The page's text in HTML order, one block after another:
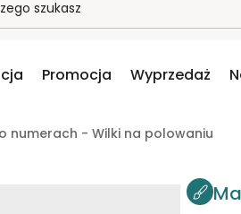
Promocja Wyprzedaż
numerach - Wilki na polowaniu